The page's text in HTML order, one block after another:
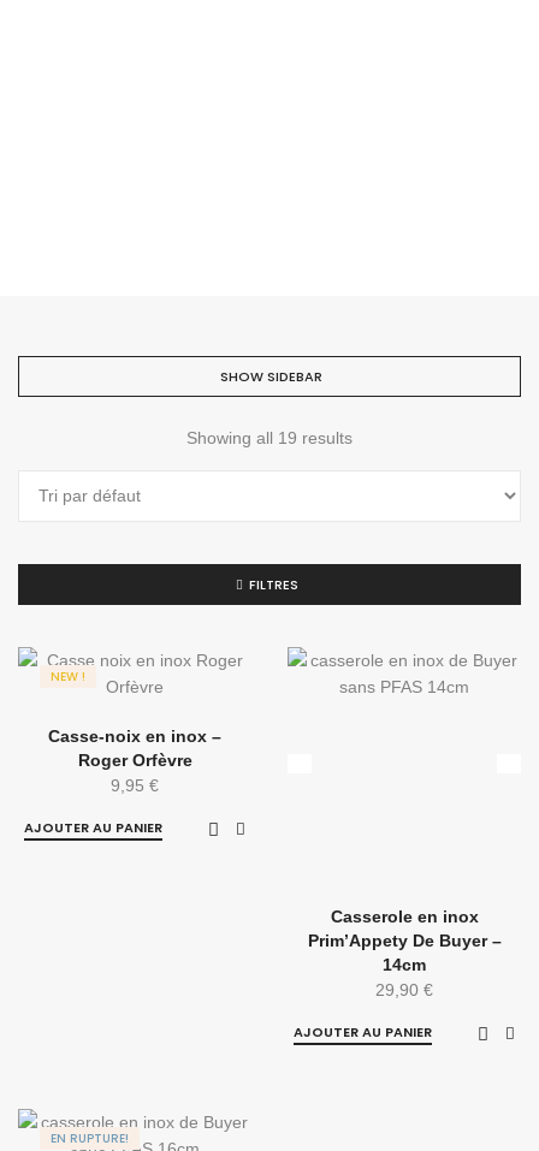
SHOW SIDEBAR
Showing all 19 results
FILTRES
NEW !
Casse-noix en inox –
Roger Orfèvre
9,95 €
AJOUTER AU PANIER
Casserole en inox
Prim’Appety De Buyer –
14cm
29,90 €
AJOUTER AU PANIER
EN RUPTURE!